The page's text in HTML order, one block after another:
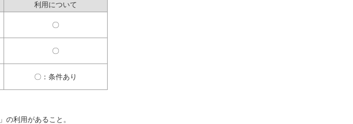
利用について
〇
〇
〇：条件あり
」の利用があること。